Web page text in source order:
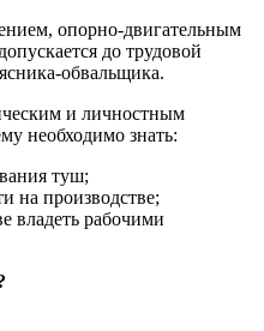
опорно-двигательным
до трудовой
обвальщика.
и личностным
необходимо знать:
туш;
на производстве;
владеть рабочими